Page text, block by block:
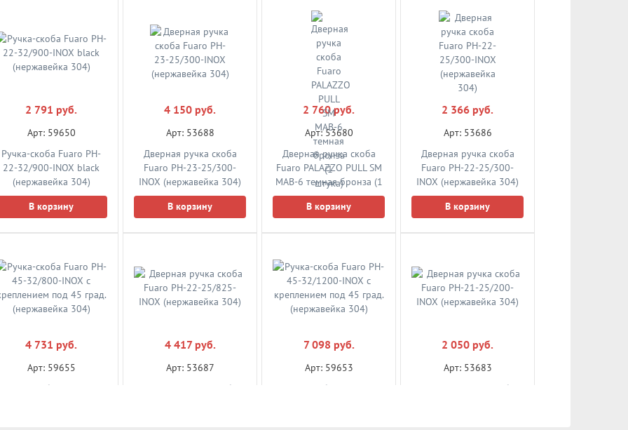
2 791 руб.
Арт: 59650
Ручка-скоба Fuaro PH-
22-32/900-INOX black
(нержавейка 304)
В корзину
4 150 руб.
Арт: 53688
Дверная ручка скоба
Fuaro PH-23-25/300-
INOX (нержавейка 304)
В корзину
2 760 руб.
Арт: 53680
Дверная ручка скоба
Fuaro PALAZZO PULL SM
MAB-6 темная бронза (1
штука)
В корзину
2 366 руб.
Арт: 53686
Дверная ручка скоба
Fuaro PH-22-25/300-
INOX (нержавейка 304)
В корзину
4 731 руб.
Арт: 59655
Ручка-скоба Fuaro PH-
4 417 руб.
Арт: 53687
Дверная ручка скоба
7 098 руб.
Арт: 59653
Ручка-скоба Fuaro PH-
2 050 руб.
Арт: 53683
Дверная ручка скоба